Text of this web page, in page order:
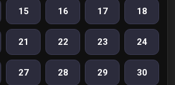
15 16 17 18
21 22 23 24
27 28 29 30